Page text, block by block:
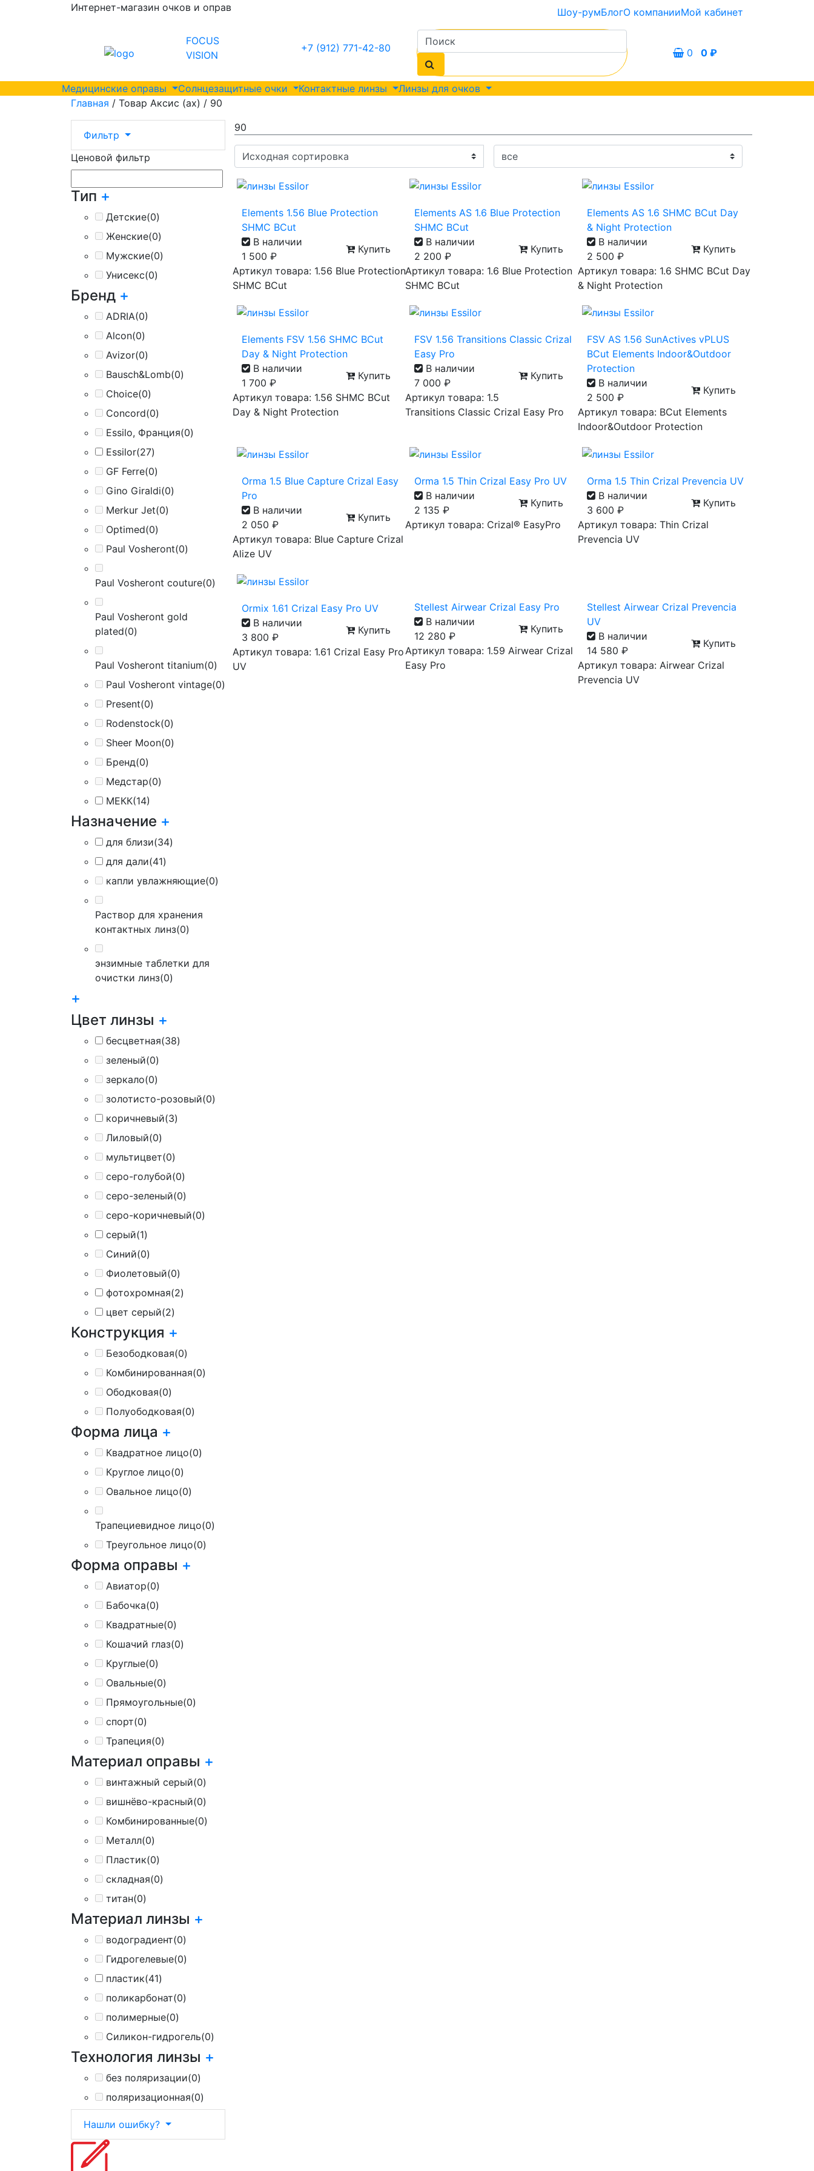
Интернет-магазин очков и оправ Шоу-румБлогО компанииМой кабинет
FOCUS
VISION
+7 (912) 771-42-80 0 0 ₽
Медицинские оправы Солнцезащитные очки Контактные линзы
Линзы для очков
Главная / Товар Аксис (ax) / 90
Фильтр
Ценовой фильтр
Тип +
Детские(0)
Женские(0)
Мужские(0)
Унисекс(0)
Бренд +
ADRIA(0)
Alcon(0)
Avizor(0)
Bausch&Lomb(0)
Choice(0)
Concord(0)
Essilo, Франция(0)
Essilor(27)
GF Ferre(0)
Gino Giraldi(0)
Merkur Jet(0)
Optimed(0)
Paul Vosheront(0)
Paul Vosheront couture(0)
Paul Vosheront gold
plated(0)
Paul Vosheront titanium(0)
Paul Vosheront vintage(0)
Present(0)
Rodenstock(0)
Sheer Moon(0)
Бренд(0)
Медстар(0)
МЕКК(14)
Назначение +
для близи(34)
для дали(41)
капли увлажняющие(0)
Раствор для хранения
контактных линз(0)
энзимные таблетки для
очистки линз(0)
+
Цвет линзы +
бесцветная(38)
зеленый(0)
зеркало(0)
золотисто-розовый(0)
коричневый(3)
Лиловый(0)
мультицвет(0)
серо-голубой(0)
серо-зеленый(0)
серо-коричневый(0)
серый(1)
Синий(0)
Фиолетовый(0)
фотохромная(2)
цвет серый(2)
Конструкция +
Безободковая(0)
Комбинированная(0)
Ободковая(0)
Полуободковая(0)
Форма лица +
Квадратное лицо(0)
Круглое лицо(0)
Овальное лицо(0)
Трапециевидное лицо(0)
Треугольное лицо(0)
Форма оправы +
Авиатор(0)
Бабочка(0)
Квадратные(0)
Кошачий глаз(0)
Круглые(0)
Овальные(0)
Прямоугольные(0)
спорт(0)
Трапеция(0)
Материал оправы +
винтажный серый(0)
вишнёво-красный(0)
Комбинированные(0)
Металл(0)
Пластик(0)
складная(0)
титан(0)
Материал линзы +
водоградиент(0)
Гидрогелевые(0)
пластик(41)
поликарбонат(0)
полимерные(0)
Силикон-гидрогель(0)
Технология линзы +
без поляризации(0)
поляризационная(0)
Нашли ошибку?
90
Elements 1.56 Blue Protection
SHMC BCut
В наличии
1 500 ₽
Купить
Артикул товара: 1.56 Blue Protection
SHMC BCut
Elements AS 1.6 Blue Protection
SHMC BCut
В наличии
2 200 ₽
Купить
Артикул товара: 1.6 Blue Protection
SHMC BCut
Elements AS 1.6 SHMC BCut Day
& Night Protection
В наличии
2 500 ₽
Купить
Артикул товара: 1.6 SHMC BCut Day
& Night Protection
Elements FSV 1.56 SHMC BCut
Day & Night Protection
В наличии
1 700 ₽
Купить
Артикул товара: 1.56 SHMC BCut
Day & Night Protection
FSV 1.56 Transitions Classic Crizal
Easy Pro
В наличии
7 000 ₽
Купить
Артикул товара: 1.5
Transitions Classic Crizal Easy Pro
FSV AS 1.56 SunActives vPLUS
BCut Elements Indoor&Outdoor
Protection
В наличии
2 500 ₽
Купить
Артикул товара: BCut Elements
Indoor&Outdoor Protection
Orma 1.5 Blue Capture Crizal Easy
Pro
В наличии
2 050 ₽
Купить
Артикул товара: Blue Capture Crizal
Alize UV
Orma 1.5 Thin Crizal Easy Pro UV
В наличии
2 135 ₽
Купить
Артикул товара: Crizal® EasyPro
Orma 1.5 Thin Crizal Prevencia UV
В наличии
3 600 ₽
Купить
Артикул товара: Thin Crizal
Prevencia UV
Ormix 1.61 Crizal Easy Pro UV
В наличии
3 800 ₽
Купить
Артикул товара: 1.61 Crizal Easy Pro
UV
Stellest Airwear Crizal Easy Pro
В наличии
12 280 ₽
Купить
Артикул товара: 1.59 Airwear Crizal
Easy Pro
Stellest Airwear Crizal Prevencia
UV
В наличии
14 580 ₽
Купить
Артикул товара: Airwear Crizal
Prevencia UV